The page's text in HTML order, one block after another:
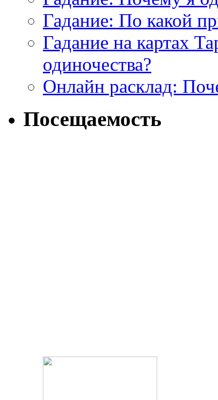
Гадание: По какой
Гадание на картах
одиночества?
Онлайн расклад:
Посещаемость